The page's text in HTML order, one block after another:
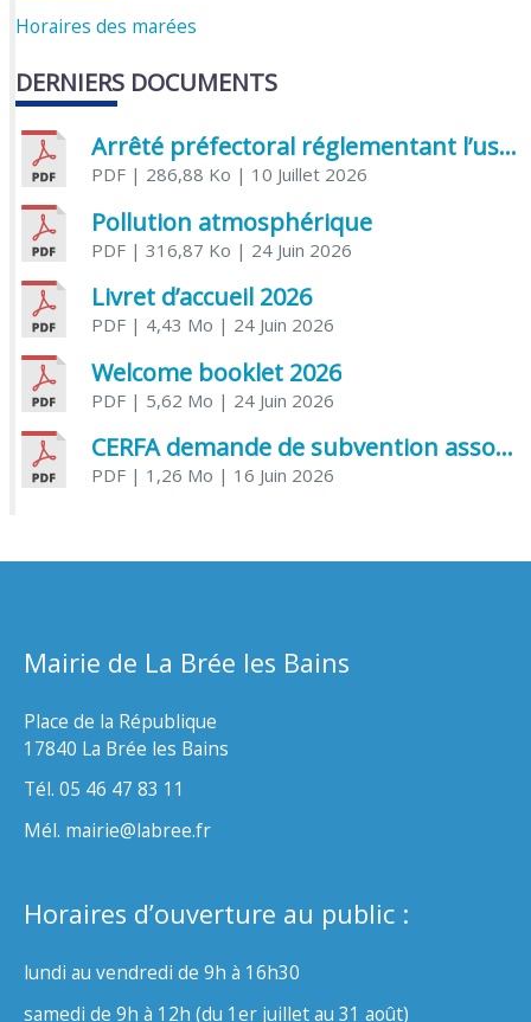
Horaires des marées
DERNIERS DOCUMENTS
Arrêté préfectoral réglementant l’usage de l’eau
PDF| 286,88 Ko | 10 Juillet 2026
Pollution atmosphérique
PDF| 316,87 Ko | 24 Juin 2026
Livret d’accueil 2026
PDF| 4,43 Mo | 24 Juin 2026
Welcome booklet 2026
PDF| 5,62 Mo | 24 Juin 2026
CERFA demande de subvention association
PDF| 1,26 Mo | 16 Juin 2026
Mairie de La Brée les Bains
Place de la République
17840 La Brée les Bains
Tél. 05 46 47 83 11
Mél. mairie@labree.fr
Horaires d’ouverture au public :
lundi au vendredi de 9h à 16h30
samedi de 9h à 12h (du 1er juillet au 31 août)